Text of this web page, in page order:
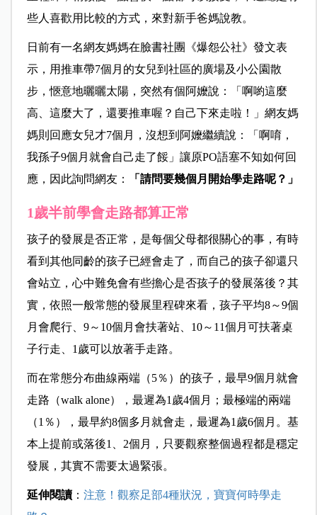
些人喜歡用比較的方式，來對新手爸媽說教。
日前有一名網友媽媽在臉書社團《爆怨公社》發文表
示，用推車帶7個月的女兒到社區的廣場及小公園散
步，愜意地曬曬太陽，突然有個阿嬤說：「啊喲這麼
高、這麼大了，還要推車喔？自己下來走啦！」網友媽
媽則回應女兒才7個月，沒想到阿嬤繼續說：「啊唷，
我孫子9個月就會自己走了餒」讓原PO語塞不知如何回
應，因此詢問網友：
「請問要幾個月開始學走路呢？」
1歲半前學會走路都算正常
孩子的發展是否正常，是每個父母都很關心的事，有時
看到其他同齡的孩子已經會走了，而自己的孩子卻還只
會站立，心中難免會有些擔心是否孩子的發展落後？其
實，依照一般常態的發展里程碑來看，孩子平均8～9個
月會爬行、9～10個月會扶著站、10～11個月可扶著桌
子行走、1歲可以放著手走路。
而在常態分布曲線兩端（5％）的孩子，最早9個月就會
走路（walk alone），最遲為1歲4個月；最極端的兩端
（1％），最早約8個多月就會走，最遲為1歲6個月。基
本上提前或落後1、2個月，只要觀察整個過程都是穩定
發展，其實不需要太過緊張。
延伸閱讀： 注意！觀察足部4種狀況，寶寶何時學走